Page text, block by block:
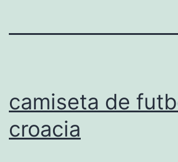
camiseta de
croacia